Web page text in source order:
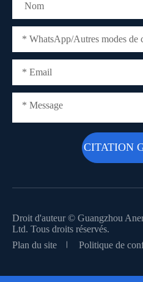
Droit d'auteur © Guangzhou
Ltd. Tous droits réservés.
Plan du site
Politique de